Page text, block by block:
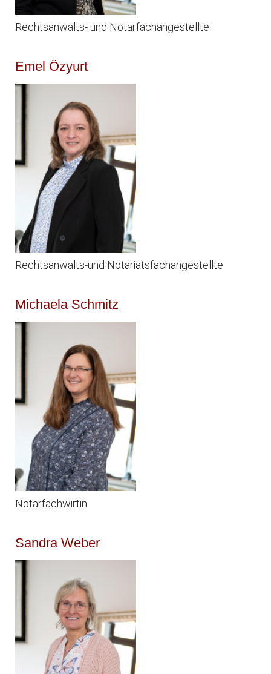
Rechtsanwalts- und Notarfachangestellte
Emel Özyurt
Rechtsanwalts-und Notariatsfachangestellte
Michaela Schmitz
Notarfachwirtin
Sandra Weber